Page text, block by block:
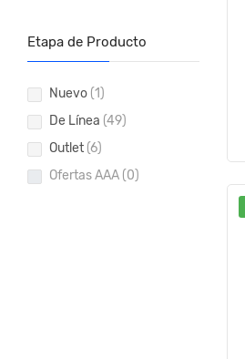
Etapa de Producto
Nuevo (1)
De Línea (49)
Outlet (6)
Ofertas AAA (0)